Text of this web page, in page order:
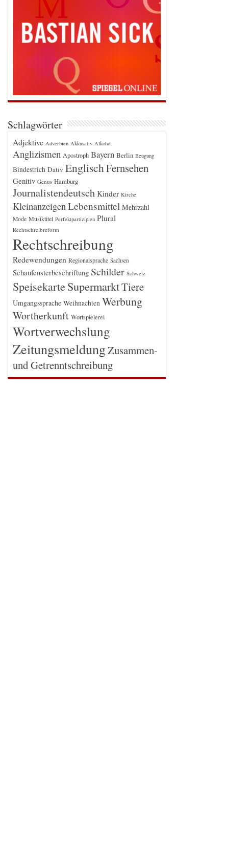
Schlagwörter
Adjektive Adverbien Akkusativ Alkohol
Anglizismen Apostroph Bayern Berlin Beugung
Bindestrich Dativ EnglischFernsehen
Genitiv Genus Hamburg
Journalistendeutsch Kinder Kirche
Kleinanzeigen Lebensmittel Mehrzahl
Mode Musiktitel Perfektpartizipien Plural
Rechtschreibreform
Rechtschreibung
Redewendungen Regionalsprache Sachsen
Schaufensterbeschriftung Schilder Schweiz
Speisekarte SupermarktTiere
Umgangssprache Weihnachten Werbung
Wortherkunft Wortspielerei
Wortverwechslung
ZeitungsmeldungZusammen-
und Getrenntschreibung